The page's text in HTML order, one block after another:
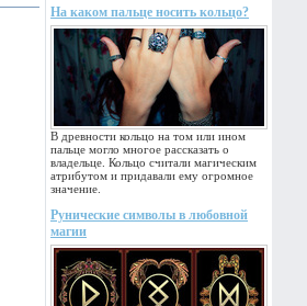
На каком пальце носить кольцо?
В древности кольцо на том или ином
пальце могло многое рассказать о
владельце. Кольцо считали магическим
атрибутом и придавали ему огромное
значение.
Рунические символы в любовной
магии